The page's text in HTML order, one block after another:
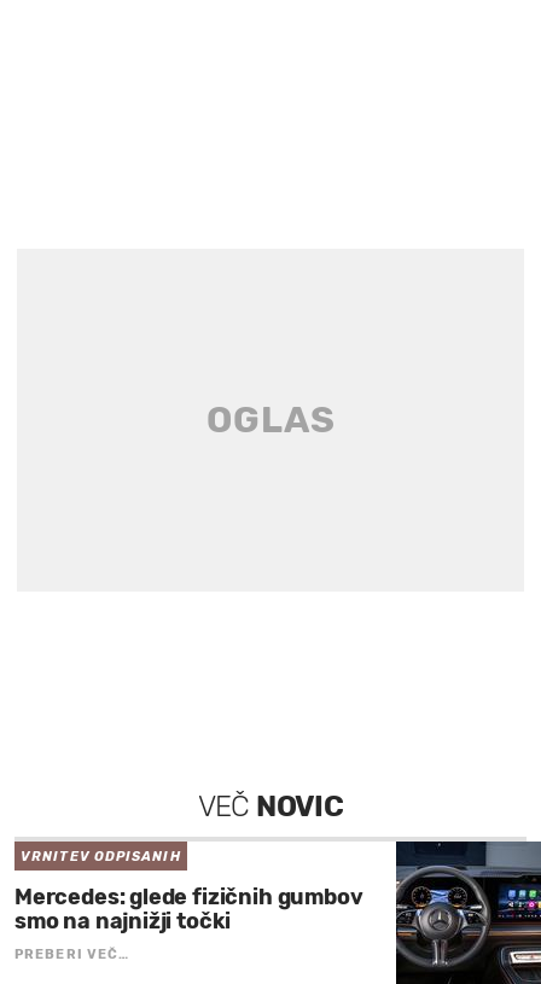
VEČ NOVIC
VRNITEV ODPISANIH
Mercedes: glede fizičnih gumbov
smo na najnižji točki
PREBERI VEČ…